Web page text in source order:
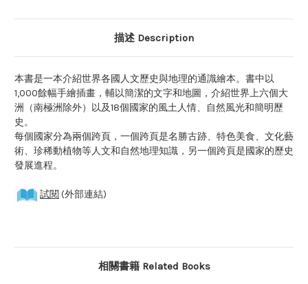
描述 Description
本書是一本介紹世界各國人文歷史與地理的通識繪本。書中以
1,000餘幅手繪插畫，輔以簡潔的文字和地圖，介紹世界上六個大
洲（南極洲除外）以及18個國家的風土人情、自然風光和簡明歷
史。
每個國家分為兩個跨頁，一個跨頁是名勝古跡、特色美食、文化藝
術、珍稀動植物等人文和自然地理知識，另一個跨頁是國家的歷史
發展進程。
試閱 (外部連結)
相關書籍 Related Books